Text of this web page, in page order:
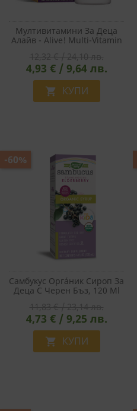
Мултивитамини За Деца
Алайв - Alive! Multi-Vitamin
4,93 € / 9,64 лв.
 КУПИ
Самбукус Оргáник Сироп За
Деца С Черен Бъз, 120 Ml
4,73 € / 9,25 лв.
 КУПИ
-60%